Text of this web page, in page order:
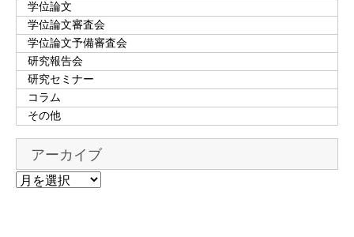
学位論文
学位論文審査会
学位論文予備審査会
研究報告会
研究セミナー
コラム
その他
アーカイブ
ア